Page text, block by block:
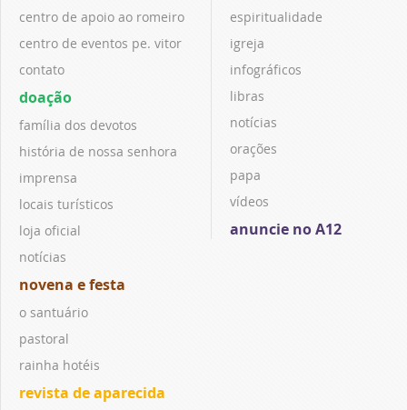
centro de apoio ao romeiro
centro de eventos pe. vitor
contato
doação
família dos devotos
história de nossa senhora
imprensa
locais turísticos
loja oficial
notícias
novena e festa
o santuário
pastoral
rainha hotéis
revista de aparecida
espiritualidade
igreja
infográficos
libras
notícias
orações
papa
vídeos
anuncie no A12